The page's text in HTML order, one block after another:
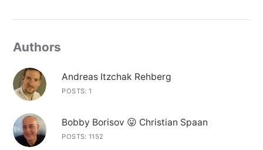
Authors
Andreas Itzchak Rehberg
POSTS: 1
Bobby Borisov 😛 Christian Spaan
POSTS: 1152